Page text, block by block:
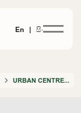
En | සිං
URBAN CENTRE WALASMULLA